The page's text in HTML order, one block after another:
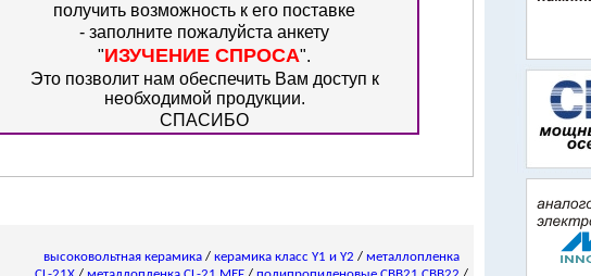
получить возможность к его поставке
- заполните пожалуйста анкету
"ИЗУЧЕНИЕ СПРОСА".
Это позволит нам обеспечить Вам доступ к
необходимой продукции.
СПАСИБО
высоковольтная керамика/ керамика класс Y1 и Y2 / металлопленка